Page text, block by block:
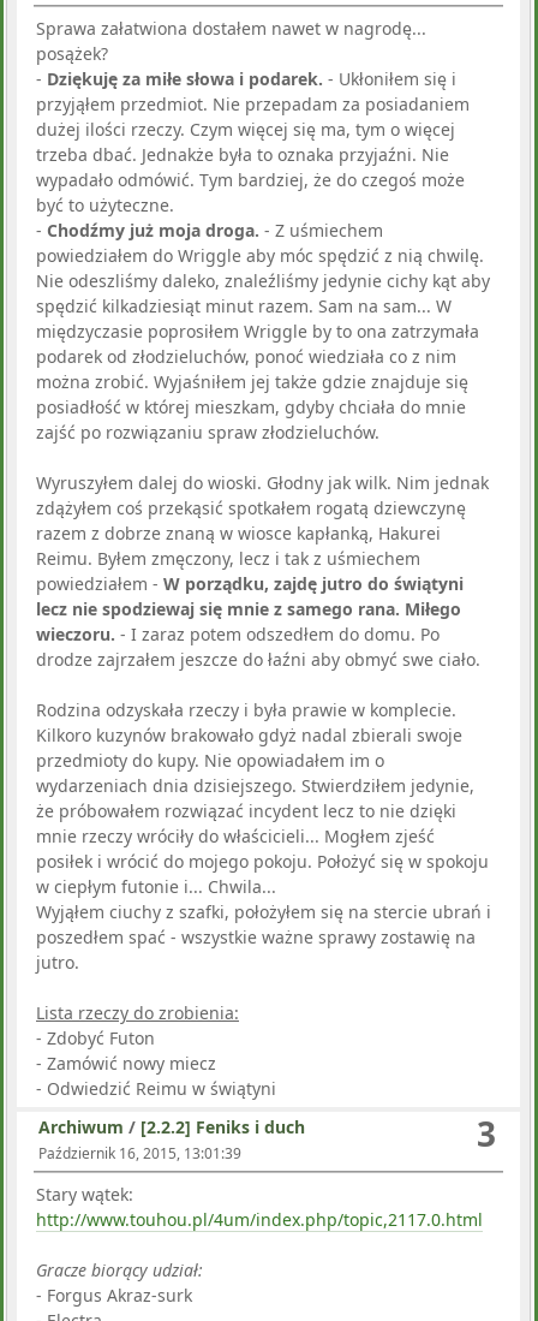
Sprawa załatwiona dostałem nawet w nagrodę...
posążek?
- Dziękuję za miłe słowa i podarek. - Ukłoniłem się i
przyjąłem przedmiot. Nie przepadam za posiadaniem
dużej ilości rzeczy. Czym więcej się ma, tym o więcej
trzeba dbać. Jednakże była to oznaka przyjaźni. Nie
wypadało odmówić. Tym bardziej, że do czegoś może
być to użyteczne.
- Chodźmy już moja droga. - Z uśmiechem
powiedziałem do Wriggle aby móc spędzić z nią chwilę.
Nie odeszliśmy daleko, znaleźliśmy jedynie cichy kąt aby
spędzić kilkadziesiąt minut razem. Sam na sam... W
międzyczasie poprosiłem Wriggle by to ona zatrzymała
podarek od złodzieluchów, ponoć wiedziała co z nim
można zrobić. Wyjaśniłem jej także gdzie znajduje się
posiadłość w której mieszkam, gdyby chciała do mnie
zajść po rozwiązaniu spraw złodzieluchów.
Wyruszyłem dalej do wioski. Głodny jak wilk. Nim jednak
zdążyłem coś przekąsić spotkałem rogatą dziewczynę
razem z dobrze znaną w wiosce kapłanką, Hakurei
Reimu. Byłem zmęczony, lecz i tak z uśmiechem
powiedziałem - W porządku, zajdę jutro do świątyni
lecz nie spodziewaj się mnie z samego rana. Miłego
wieczoru. - I zaraz potem odszedłem do domu. Po
drodze zajrzałem jeszcze do łaźni aby obmyć swe ciało.
Rodzina odzyskała rzeczy i była prawie w komplecie.
Kilkoro kuzynów brakowało gdyż nadal zbierali swoje
przedmioty do kupy. Nie opowiadałem im o
wydarzeniach dnia dzisiejszego. Stwierdziłem jedynie,
że próbowałem rozwiązać incydent lecz to nie dzięki
mnie rzeczy wróciły do właścicieli... Mogłem zjeść
posiłek i wrócić do mojego pokoju. Położyć się w spokoju
w ciepłym futonie i... Chwila...
Wyjąłem ciuchy z szafki, położyłem się na stercie ubrań i
poszedłem spać - wszystkie ważne sprawy zostawię na
jutro.
Lista rzeczy do zrobienia:
- Zdobyć Futon
- Zamówić nowy miecz
- Odwiedzić Reimu w świątyni
3
Archiwum / [2.2.2] Feniks i duch
Październik 16, 2015, 13:01:39
Stary wątek:
http://www.touhou.pl/4um/index.php/topic,2117.0.html
Gracze biorący udział:
- Forgus Akraz-surk